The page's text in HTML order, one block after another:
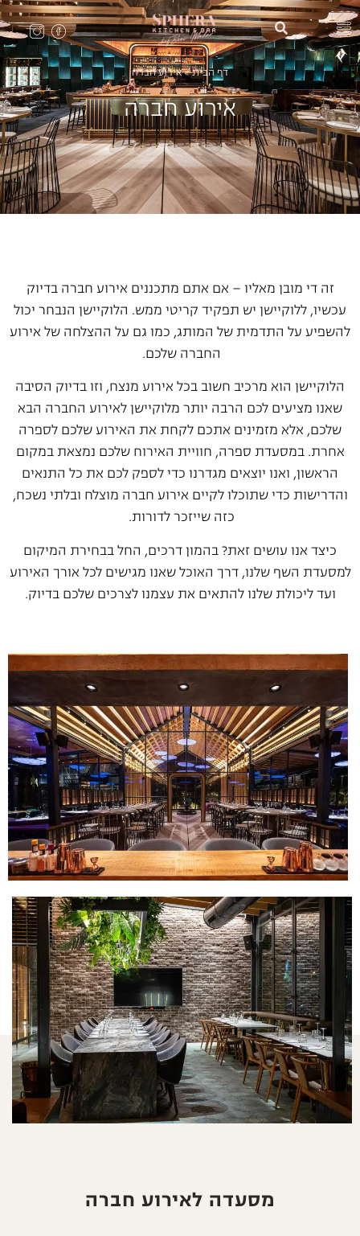
דף הבית»אירוע חברה
אירוע חברה
זה די מובן מאליו – אם אתם מתכננים אירוע חברה בדיוק
עכשיו, ללוקיישן יש תפקיד קריטי ממש. הלוקיישן הנבחר יכול
להשפיע על התדמית של המותג, כמו גם על ההצלחה של אירוע
החברה שלכם.
הלוקיישן הוא מרכיב חשוב בכל אירוע מנצח, וזו בדיוק הסיבה
שאנו מציעים לכם הרבה יותר מלוקיישן לאירוע החברה הבא
שלכם, אלא מזמינים אתכם לקחת את האירוע שלכם לספרה
אחרת. במסעדת ספרה, חוויית האירוח שלכם נמצאת במקום
הראשון, ואנו יוצאים מגדרנו כדי לספק לכם את כל התנאים
והדרישות כדי שתוכלו לקיים אירוע חברה מוצלח ובלתי נשכח,
כזה שייזכר לדורות.
כיצד אנו עושים זאת? בהמון דרכים, החל בבחירת המיקום
למסעדת השף שלנו, דרך האוכל שאנו מגישים לכל אורך האירוע
ועד ליכולת שלנו להתאים את עצמנו לצרכים שלכם בדיוק.
מסעדה לאירוע חברה